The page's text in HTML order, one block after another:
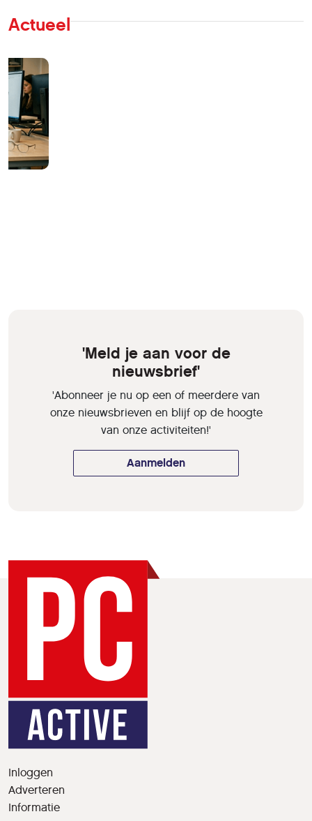
Actueel
'Meld je aan voor de
nieuwsbrief'
'Abonneer je nu op een of meerdere van
onze nieuwsbrieven en blijf op de hoogte
van onze activiteiten!'
Aanmelden
Inloggen
Adverteren
Informatie